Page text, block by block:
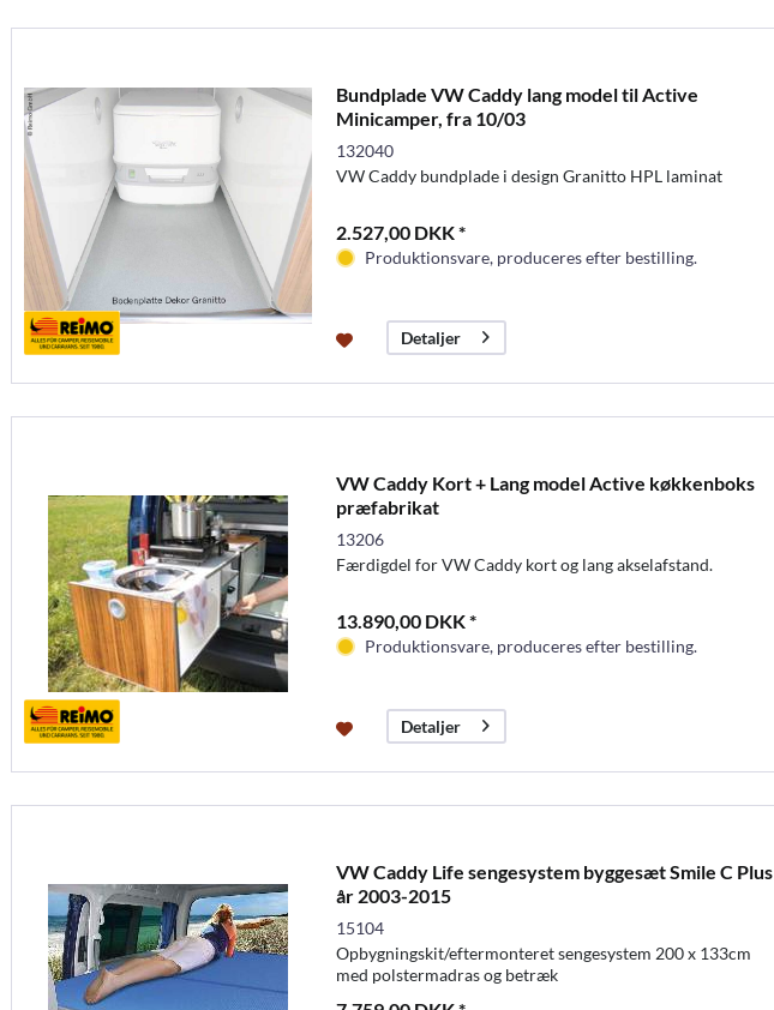
Bundplade VW Caddy lang model til Active
Minicamper, fra 10/03
132040
VW Caddy bundplade i design Granitto HPL laminat
2.527,00 DKK *
Produktionsvare, produceres efter bestilling.
Detaljer
VW Caddy Kort + Lang model Active køkkenboks
præfabrikat
13206
Færdigdel for VW Caddy kort og lang akselafstand.
13.890,00 DKK *
Produktionsvare, produceres efter bestilling.
Detaljer
VW Caddy Life sengesystem byggesæt Smile C Plus
år 2003-2015
15104
Opbygningskit/eftermonteret sengesystem 200 x 133cm
med polstermadras og betræk